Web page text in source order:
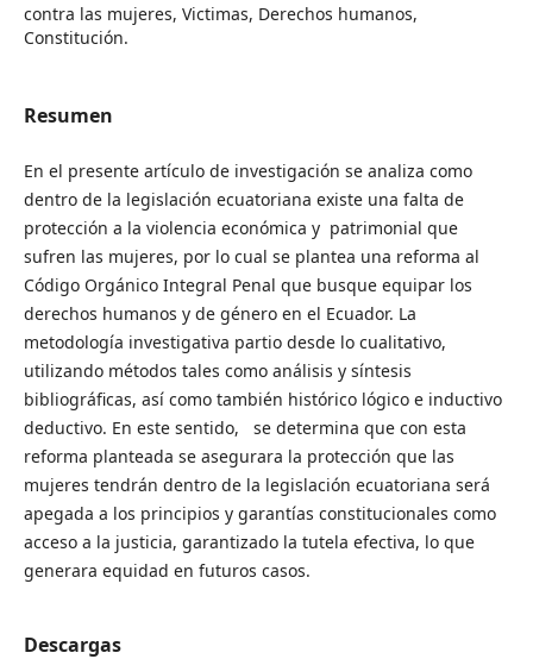
contra las mujeres, Victimas, Derechos humanos,
Constitución.
Resumen
En el presente artículo de investigación se analiza como
dentro de la legislación ecuatoriana existe una falta de
protección a la violencia económica y patrimonial que
sufren las mujeres, por lo cual se plantea una reforma al
Código Orgánico Integral Penal que busque equipar los
derechos humanos y de género en el Ecuador. La
metodología investigativa partio desde lo cualitativo,
utilizando métodos tales como análisis y síntesis
bibliográficas, así como también histórico lógico e inductivo
deductivo. En este sentido, se determina que con esta
reforma planteada se asegurara la protección que las
mujeres tendrán dentro de la legislación ecuatoriana será
apegada a los principios y garantías constitucionales como
acceso a la justicia, garantizado la tutela efectiva, lo que
generara equidad en futuros casos.
Descargas